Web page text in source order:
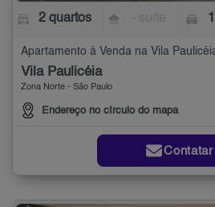
2 quartos
Apartamento à Venda na Vila
Vila Paulicéia
Zona Norte - São Paulo
Endereço no círculo do mapa
Contatar